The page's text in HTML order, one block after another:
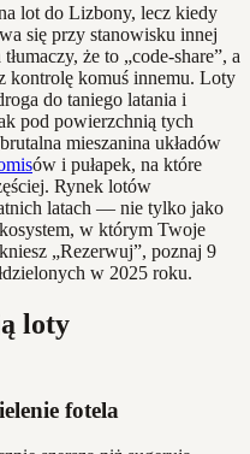
lot do Lizbony, lecz kiedy
się przy stanowisku innej
że to „code-share”, a
kontrolę komuś innemu. Loty
do taniego latania i
pod powierzchnią tych
mieszanina układów
ów i pułapek, na które
Rynek lotów
latach — nie tylko jako
w którym Twoje
„Rezerwuj”, poznaj 9
w 2025 roku.
loty
fotela